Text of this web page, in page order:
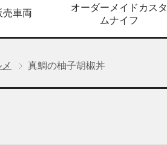
売車両
オーダーメイドカスタ
ムナイフ
真鯛の柚子胡椒丼